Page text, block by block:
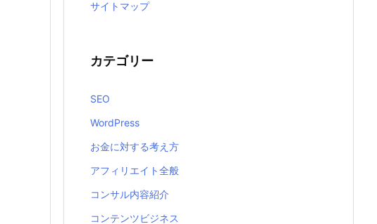
サイトマップ
カテゴリー
SEO
WordPress
お金に対する考え方
アフィリエイト全般
コンサル内容紹介
コンテンツビジネス